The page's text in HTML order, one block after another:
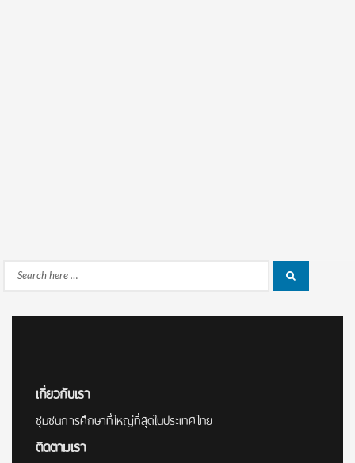
Search
เกี่ยวกับเรา
ชุมชนการศึกษาที่ใหญ่ที่สุดในประเทศไทย
ติดตามเรา